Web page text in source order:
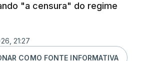
"a censura" do regime
21:27
COMO FONTE INFORMATIVA